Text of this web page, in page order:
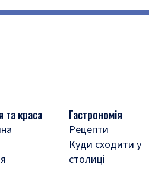
та краса Гастрономія
Рецепти
Куди сходити у
столиці